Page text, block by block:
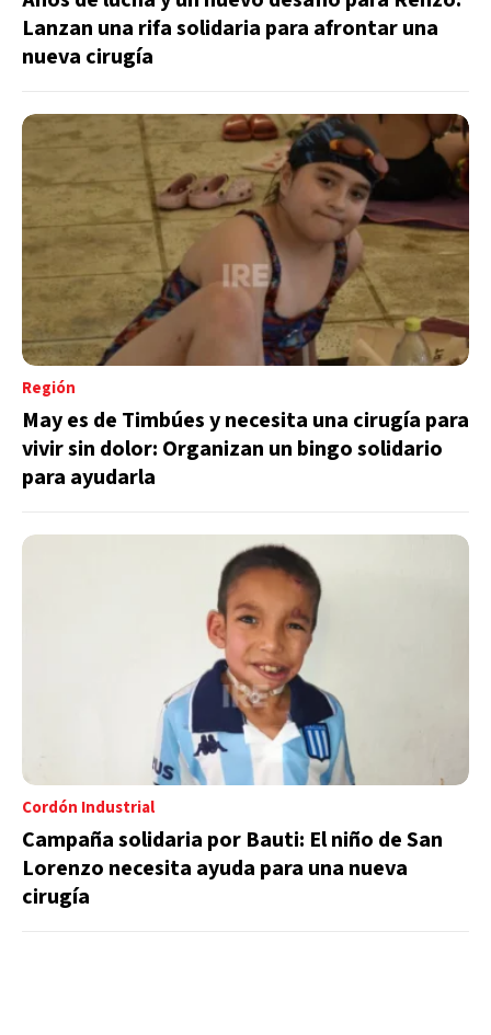
Lanzan una rifa solidaria para afrontar una
nueva cirugía
Región
May es de Timbúes y necesita una cirugía para
vivir sin dolor: Organizan un bingo solidario
para ayudarla
Cordón Industrial
Campaña solidaria por Bauti: El niño de San
Lorenzo necesita ayuda para una nueva
cirugía